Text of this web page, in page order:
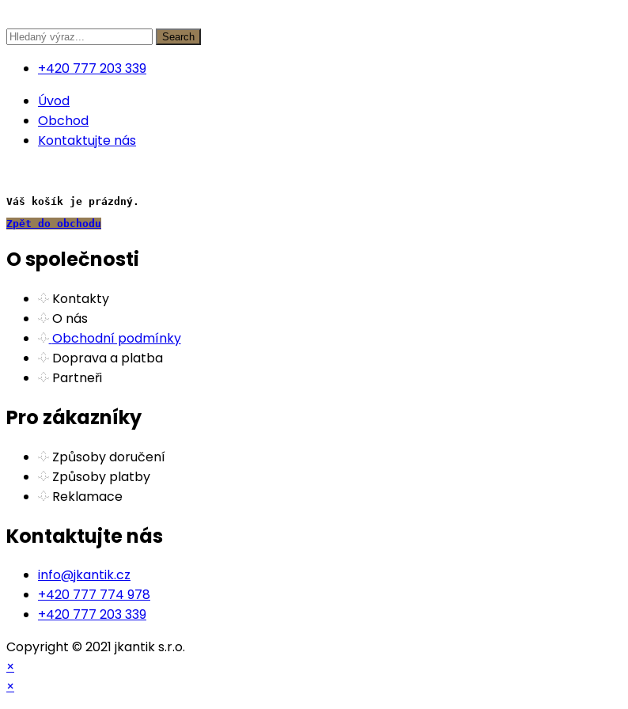
k
Search
+420 777 203 339
Úvod
Obchod
Kontaktujte nás
Váš košík je prázdný.
Zpět do obchodu
O společnosti
Kontakty
O nás
Obchodní podmínky
Doprava a platba
Partneři
Pro zákazníky
Způsoby doručení
Způsoby platby
Reklamace
Kontaktujte nás
info@jkantik.cz
+420 777 774 978
+420 777 203 339
Copyright © 2021 jkantik s.r.o.
×
×